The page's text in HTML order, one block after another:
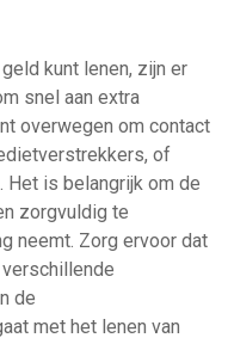
kunt lenen, zijn er
snel aan extra
overwegen om contact
of
is belangrijk om de
zorgvuldig te
neemt. Zorg ervoor dat
de
met het lenen van